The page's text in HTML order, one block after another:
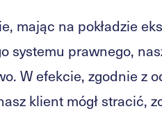
mając na pokładzie
systemu prawnego,
W efekcie, zgodnie z
klient mógł stracić,